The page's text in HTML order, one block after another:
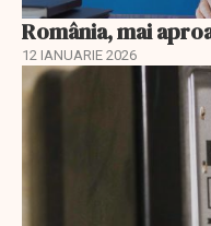
România, mai
12 IANUARIE 2026
EXCLUSIV